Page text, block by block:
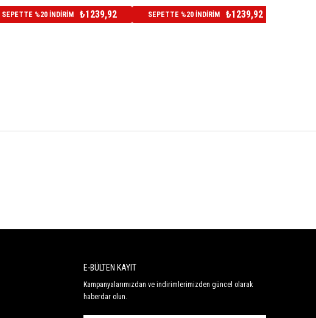
SEPETTE %20 İNDİRİM ₺1239,92 SEPETTE %20 İNDİRİM ₺1239,92
E-BÜLTEN KAYIT
Kampanyalarımızdan ve indirimlerimizden güncel olarak
haberdar olun.